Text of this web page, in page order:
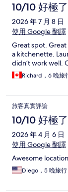
10/10 好極了
2026 年 7 月 8 日
使用 Google 翻譯
Great spot.
a kitchenette.
didn’t work well.
Richard，6 晚旅
旅客真實評論
10/10 好極了
2026 年 4 月 6 日
使用 Google 翻譯
Awesome
Diego，5 晚旅行